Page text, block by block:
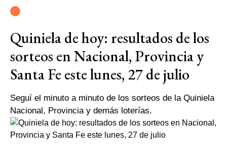
Quiniela de hoy: resultados de los
sorteos en Nacional, Provincia y
Santa Fe este lunes, 27 de julio
Seguí el minuto a minuto de los sorteos de la Quiniela
Nacional, Provincia y demás loterías.